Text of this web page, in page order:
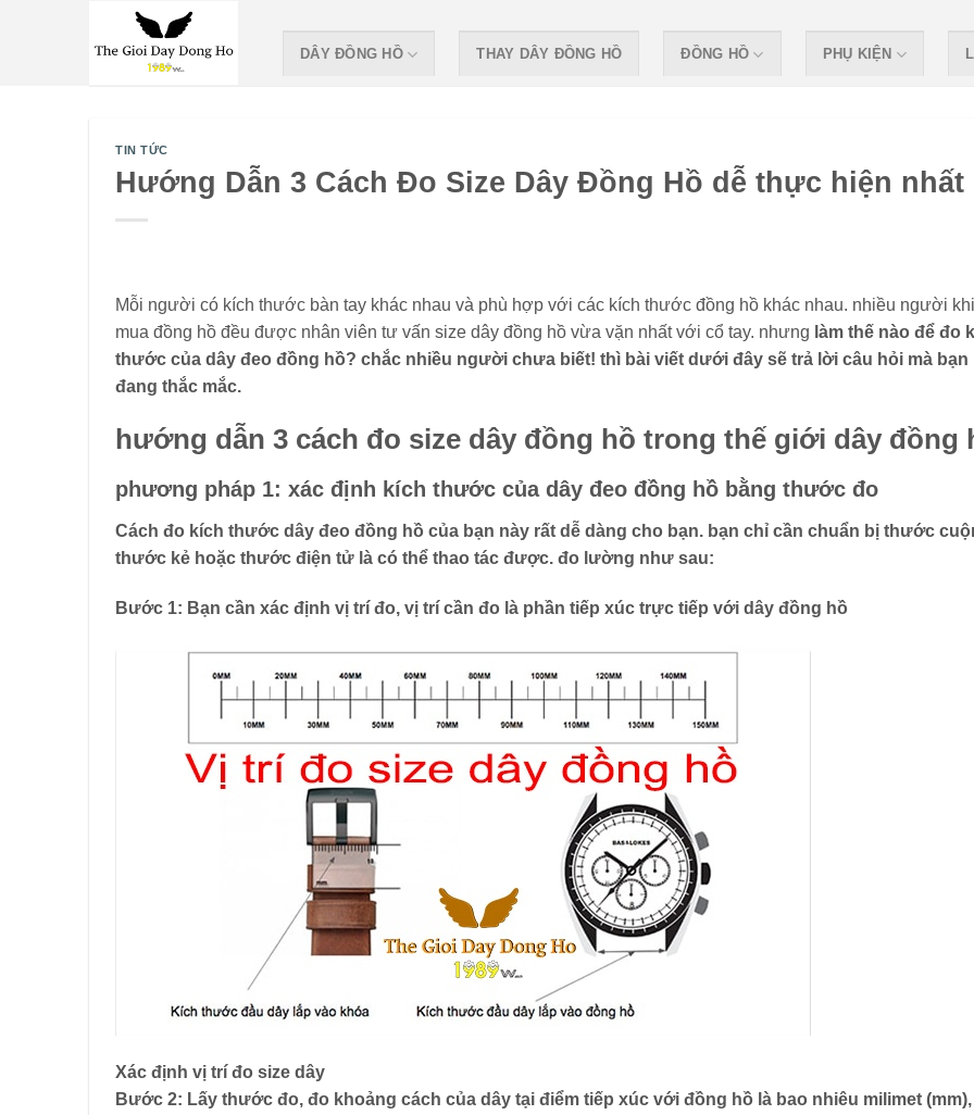
DÂY ĐỒNG HỒ THAY DÂY ĐỒNG HỒ ĐỒNG HỒ PHỤ KIỆN
TIN TỨC
Hướng Dẫn 3 Cách Đo Size Dây Đồng Hồ dễ thực hiện nhất
Mỗi người có kích thước bàn tay khác nhau và phù hợp với các kích thước đồng hồ khác nhau. nhiều người
mua đồng hồ đều được nhân viên tư vấn size dây đồng hồ vừa vặn nhất với cổ tay. nhưng làm thế nào để đo
thước của dây đeo đồng hồ? chắc nhiều người chưa biết! thì bài viết dưới đây sẽ trả lời câu hỏi mà bạn
đang thắc mắc.
hướng dẫn 3 cách đo size dây đồng hồ trong thế giới dây đồng
phương pháp 1: xác định kích thước của dây đeo đồng hồ bằng thước đo
Cách đo kích thước dây đeo đồng hồ của bạn này rất dễ dàng cho bạn. bạn chỉ cần chuẩn bị thước
thước kẻ hoặc thước điện tử là có thể thao tác được. đo lường như sau:
Bước 1: Bạn cần xác định vị trí đo, vị trí cần đo là phần tiếp xúc trực tiếp với dây đồng hồ
Xác định vị trí đo size dây
Bước 2: Lấy thước đo, đo khoảng cách của dây tại điểm tiếp xúc với đồng hồ là bao nhiêu milimet (mm),